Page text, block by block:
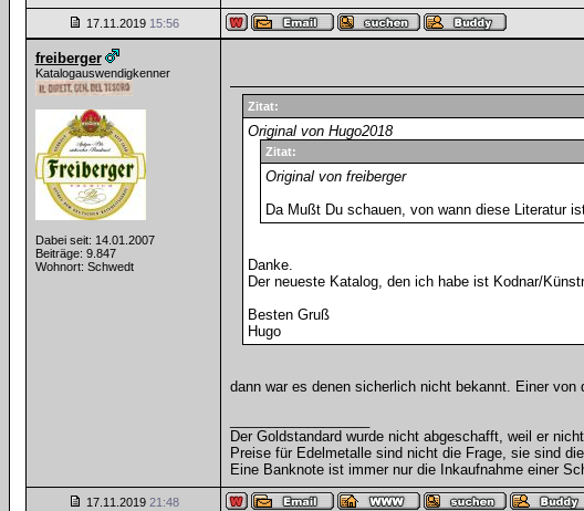
17.11.2019 15:56
freiberger
Katalogauswendigkenner
Dabei seit: 14.01.2007
Beiträge: 9.847
Wohnort: Schwedt
Zitat:
Original von Hugo2018
Zitat:
Original von freiberger
Da Mußt Du schauen, von wann diese Literatur
Danke.
Der neueste Katalog, den ich habe ist Kodnar/
Besten Gruß
Hugo
dann war es denen sicherlich nicht bekannt. Einer
Der Goldstandard wurde nicht abgeschafft, weil er
Preise für Edelmetalle sind nicht die Frage, sie sind
Eine Banknote ist immer nur die Inkaufnahme einer
17.11.2019 21:48